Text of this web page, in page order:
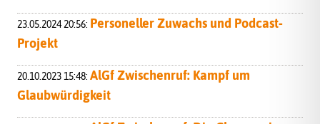
23.05.2024 20:56: Personeller Zuwachs und Podcast-
Projekt
20.10.2023 15:48: AlGf Zwischenruf: Kampf um
Glaubwürdigkeit